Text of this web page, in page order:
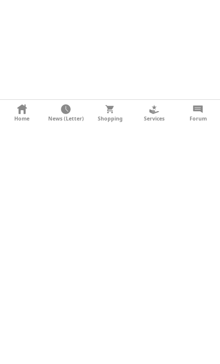
KONTAKT
Home News (Letter) Shopping Services Forum